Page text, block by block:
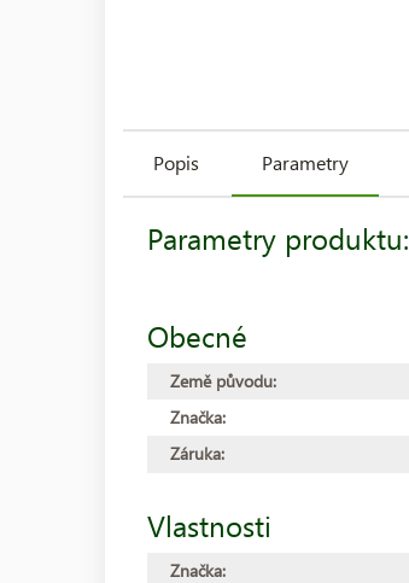
Popis Parametry
Parametry produktu:
Obecné
Země původu:
Značka:
Záruka:
Vlastnosti
Značka: